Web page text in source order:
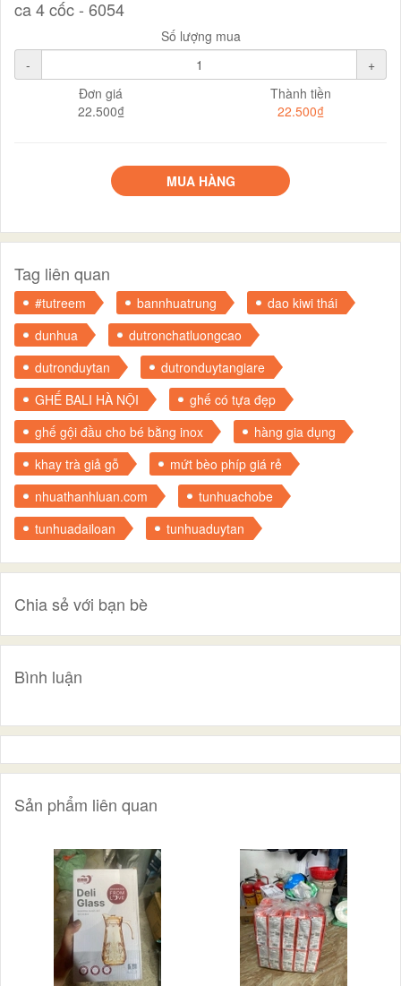
ca 4 cốc - 6054
Số lượng mua
-
+
Đơn giá
22.500₫
Thành tiền
22.500₫
MUA HÀNG
Tag liên quan
#tutreem bannhuatrung
dao kiwi thái
dunhua
dutronchatluongcao
dutronduytan
dutronduytangiare
GHẾ BALI HÀ NỘI
ghế có tựa đẹp
ghế gội đầu cho bé bằng inox
hàng gia dụng
khay trà giả gỗ
mứt bèo phíp giá rẻ
nhuathanhluan.com
tunhuachobe
tunhuadailoan
tunhuaduytan
Chia sẻ với bạn bè
Bình luận
Sản phẩm liên quan